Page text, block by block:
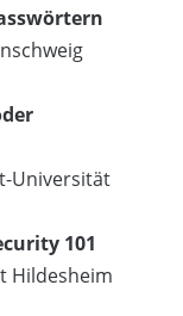
Universität
101
Hildesheim